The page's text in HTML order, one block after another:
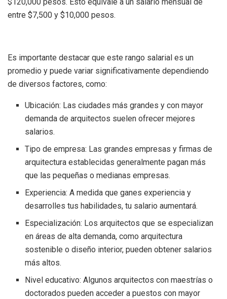
entre $7,500 y $10,000 pesos.
Es importante destacar que este rango salarial es un
promedio y puede variar significativamente dependiendo
de diversos factores, como:
Ubicación: Las ciudades más grandes y con mayor
demanda de arquitectos suelen ofrecer mejores
salarios.
Tipo de empresa: Las grandes empresas y firmas de
arquitectura establecidas generalmente pagan más
que las pequeñas o medianas empresas.
Experiencia: A medida que ganes experiencia y
desarrolles tus habilidades, tu salario aumentará.
Especialización: Los arquitectos que se especializan
en áreas de alta demanda, como arquitectura
sostenible o diseño interior, pueden obtener salarios
más altos.
Nivel educativo: Algunos arquitectos con maestrías o
doctorados pueden acceder a puestos con mayor